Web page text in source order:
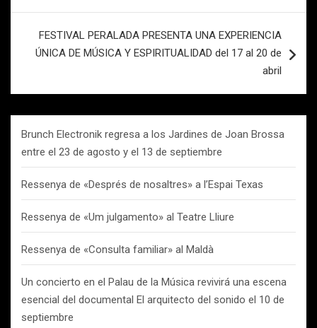
FESTIVAL PERALADA PRESENTA UNA EXPERIENCIA
ÚNICA DE MÚSICA Y ESPIRITUALIDAD del 17 al 20 de
abril
Brunch Electronik regresa a los Jardines de Joan Brossa
entre el 23 de agosto y el 13 de septiembre
Ressenya de «Després de nosaltres» a l’Espai Texas
Ressenya de «Um julgamento» al Teatre Lliure
Ressenya de «Consulta familiar» al Maldà
Un concierto en el Palau de la Música revivirá una escena
esencial del documental El arquitecto del sonido el 10 de
septiembre